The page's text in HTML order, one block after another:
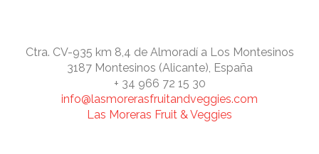
Ctra. CV-935 km 8,4 de Almoradí a Los Montesinos
3187 Montesinos (Alicante), España
+ 34 966 72 15 30
info@lasmorerasfruitandveggies.com
Las Moreras Fruit & Veggies